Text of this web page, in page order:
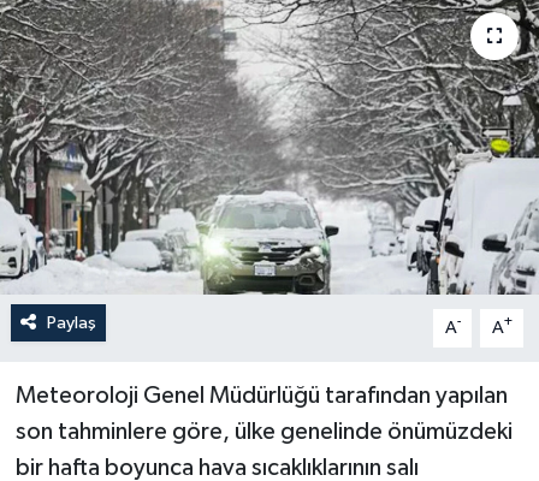
Paylaş A- A+
Meteoroloji Genel Müdürlüğü tarafından yapılan
son tahminlere göre, ülke genelinde önümüzdeki
bir hafta boyunca hava sıcaklıklarının salı
Politika
Sağlık
Spor
Teknoloji